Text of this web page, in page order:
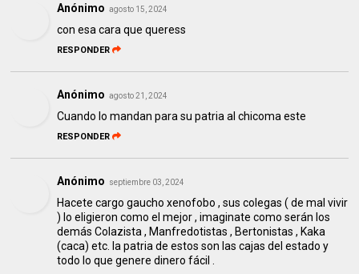
Anónimo agosto 15, 2024
con esa cara que queress
RESPONDER
Anónimo agosto 21, 2024
Cuando lo mandan para su patria al chicoma este
RESPONDER
Anónimo septiembre 03, 2024
Hacete cargo gaucho xenofobo , sus colegas ( de mal vivir
) lo eligieron como el mejor , imaginate como serán los
demás Colazista , Manfredotistas , Bertonistas , Kaka
(caca) etc. la patria de estos son las cajas del estado y
todo lo que genere dinero fácil .